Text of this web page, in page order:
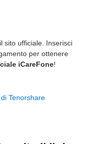
sito ufficiale. Inserisci
per ottenere
iCareFone!
Tenorshare